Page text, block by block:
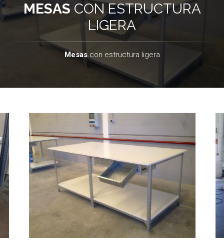
MESAS CON ESTRUCTURA
LIGERA
Mesascon estructura ligera